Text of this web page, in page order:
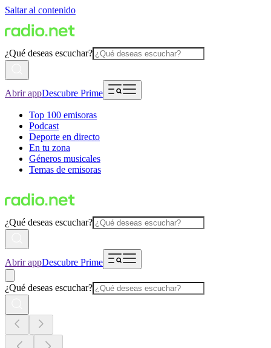
Saltar al contenido
¿Qué deseas escuchar?
Abrir appDescubre Prime
Top 100 emisoras
Podcast
Deporte en directo
En tu zona
Géneros musicales
Temas de emisoras
¿Qué deseas escuchar?
Abrir appDescubre Prime
¿Qué deseas escuchar?